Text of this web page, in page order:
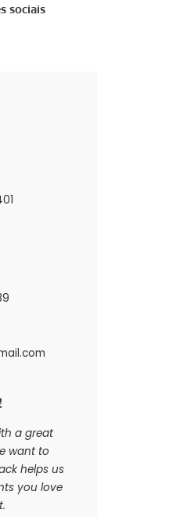
sociais
a great
want to
helps us
you love